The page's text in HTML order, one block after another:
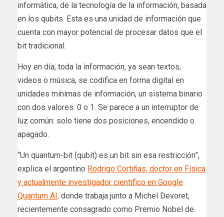
informática, de la tecnología de la información, basada
en los qubits. Esta es una unidad de información que
cuenta con mayor potencial de procesar datos que el
bit tradicional.
Hoy en día, toda la información, ya sean textos,
videos o música, se codifica en forma digital en
unidades mínimas de información, un sistema binario
con dos valores: 0 o 1. Se parece a un interruptor de
luz común: solo tiene dos posiciones, encendido o
apagado.
“Un quantum-bit (qubit) es un bit sin esa restricción”,
explica el argentino Rodrigo Cortiñas, doctor en Física
y actualmente investigador científico en Google
Quantum AI, donde trabaja junto a Michel Devoret,
recientemente consagrado como Premio Nobel de